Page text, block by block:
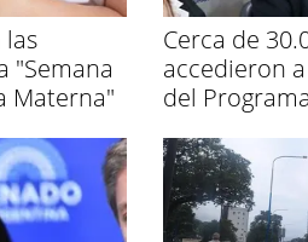
"Semana
Materna"
Cerca de
accedieron
del